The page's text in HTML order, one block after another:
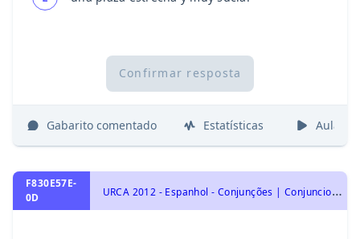
Confirmar resposta
Gabarito comentado Estatísticas Aulas
F830E57E-
0D
U
RCA 2012 - Espanhol - Conjunções | Conjunciones